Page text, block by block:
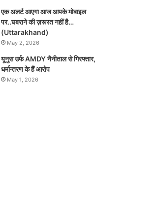
एक अलर्ट आएगा आज आपके मोबाइल
पर..घबराने की ज़रूरत नहीं है…
(Uttarakhand)
May 2, 2026
यूनुस उर्फ AMDY नैनीताल से गिरफ्तार,
धर्मान्तरण के हैं आरोप
May 1, 2026